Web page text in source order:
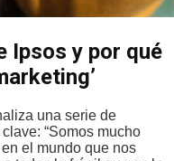
Ipsos y por qué
una serie de
“Somos mucho
el mundo que nos